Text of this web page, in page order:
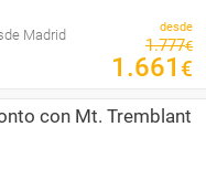
Madrid desde
1.777€
1 .661 €
con Mt. Tremblant